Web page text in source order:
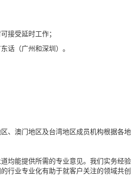
接受延时工作；
话（广州和深圳）。
、澳门地区及台湾地区成员机构根据各
均能提供所需的专业意见。我们实务经
行业专业化有助于就客户关注的领域共创